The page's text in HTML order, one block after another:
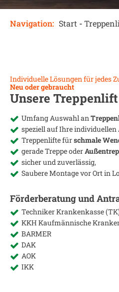
Navigation: Start -
Individuelle Lösungen für jedes
Neu oder gebraucht
Unsere
Umfang Auswahl an
speziell auf Ihre
Treppenlifte fürschmale
gerade Treppe oder
sicher und zuverlässig,
Saubere Montage vor Ort in
Förderberatung und
Techniker Krankenkasse
KKH Kaufmännische
BARMER
DAK
AOK
IKK